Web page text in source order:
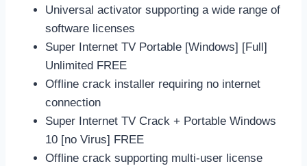
Universal activator supporting a wide range of
software licenses
Super Internet TV Portable [Windows] [Full]
Unlimited FREE
Offline crack installer requiring no internet
connection
Super Internet TV Crack + Portable Windows
10 [no Virus] FREE
Offline crack supporting multi-user license